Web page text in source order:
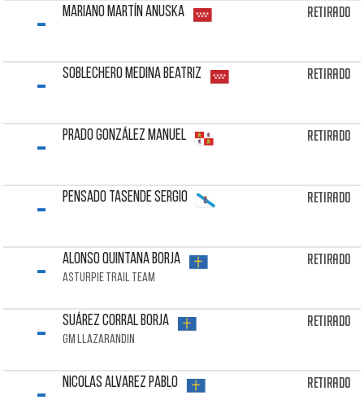
- MARIANO MARTÍN Anuska Retirado
- SOBLECHERO MEDINA Beatriz Retirado
- PRADO GONZÁLEZ Manuel Retirado
- PENSADO TASENDE Sergio Retirado
- ALONSO QUINTANA Borja
ASTURPIE TRAIL TEAM
Retirado
- SUÁREZ CORRAL Borja
GM LLAZARANDIN
Retirado
- NICOLAS ALVAREZ Pablo Retirado